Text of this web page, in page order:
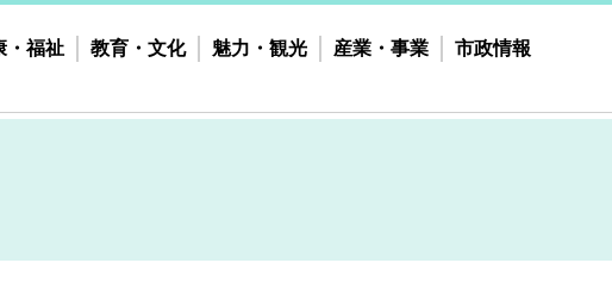
・福祉 教育・文化 魅力・観光 産業・事業 市政情報